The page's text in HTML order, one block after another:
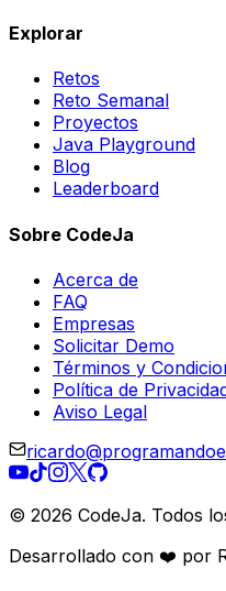
Explorar
Retos
Reto Semanal
Proyectos
Java Playground
Blog
Leaderboard
Sobre CodeJa
Acerca de
FAQ
Empresas
Solicitar Demo
Términos y
Política de
Aviso Legal
© 2026 CodeJa. Todos
Desarrollado con ❤️ por